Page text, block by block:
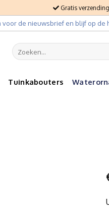
Gratis
voor de nieuwsbrief en blijf op
Zoeken
naar:
Tuinkabouters